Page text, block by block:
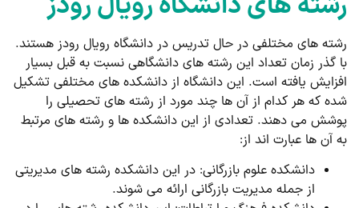
رشته های مختلفی در حال تدریس در دانشگاه رویال رودز هستند.
با گذر زمان تعداد این رشته های دانشگاهی نسبت به قبل بسیار
افزایش یافته است. این دانشگاه از دانشکده های مختلفی تشکیل
شده که هر کدام از آن ها چند مورد از رشته های تحصیلی را
پوشش می دهند. تعدادی از این دانشکده ها و رشته های مرتبط
به آن ها عبارت اند از:
دانشکده علوم بازرگانی: در این دانشکده رشته های مدیریتی
از جمله مدیریت بازرگانی ارائه می شوند.